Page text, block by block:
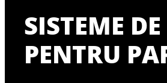
SISTEME
PENTRU